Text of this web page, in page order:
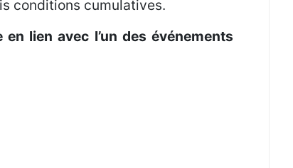
conditions cumulatives.
lien avec l’un des événements